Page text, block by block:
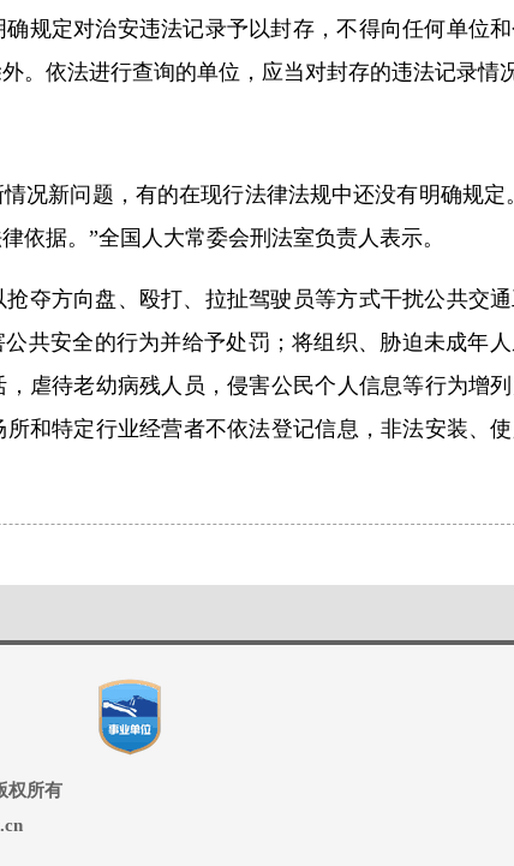
规定对治安违法记录予以封存，不得向任何单位
。依法进行查询的单位，应当对封存的违法记录情
况新问题，有的在现行法律法规中还没有明确规
依据。”全国人大常委会刑法室负责人表示。
夺方向盘、殴打、拉扯驾驶员等方式干扰公共交
共安全的行为并给予处罚；将组织、胁迫未成年
虐待老幼病残人员，侵害公民个人信息等行为增
和特定行业经营者不依法登记信息，非法安装、
权所有